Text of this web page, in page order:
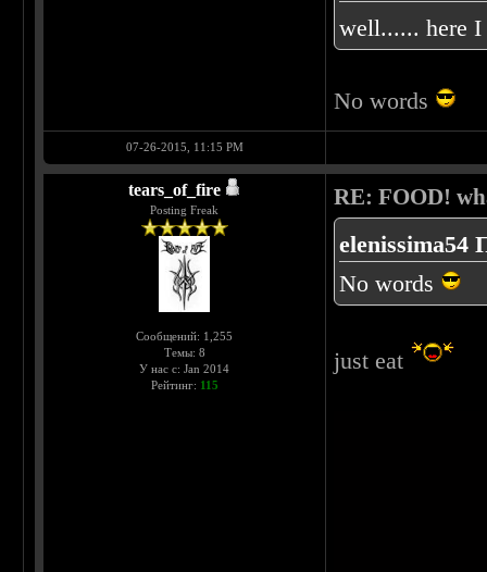
well...... here I
No words
07-26-2015, 11:15 PM
tears_of_fire
Posting Freak
Сообщений: 1,255
Темы: 8
У нас с: Jan 2014
Рейтинг: 115
RE: FOOD!
elenissima54
No words
just eat